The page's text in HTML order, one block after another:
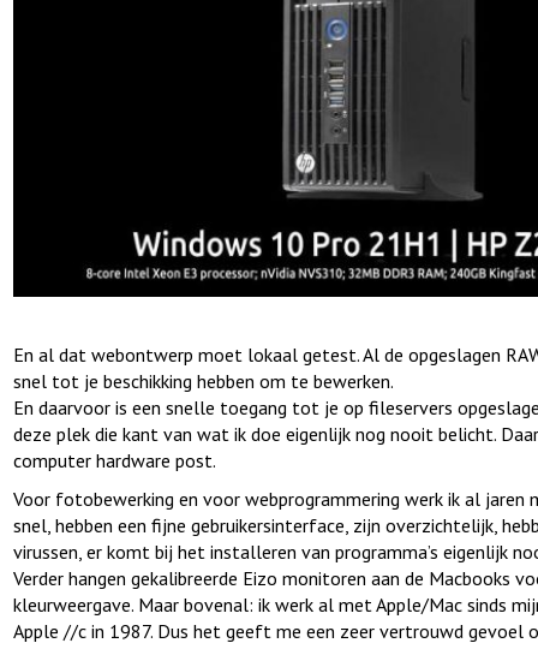
En al dat webontwerp moet lokaal getest. Al de opgeslagen
snel tot je beschikking hebben om te bewerken.
En daarvoor is een snelle toegang tot je op fileservers
deze plek die kant van wat ik doe eigenlijk nog nooit belicht.
computer hardware post.
Voor fotobewerking en voor webprogrammering werk ik al jaren
snel, hebben een fijne gebruikersinterface, zijn overzichtelijk,
virussen, er komt bij het installeren van programma’s eigenlijk
Verder hangen gekalibreerde Eizo monitoren aan de Macbooks
kleurweergave. Maar bovenal: ik werk al met Apple/Mac sinds
Apple //c in 1987. Dus het geeft me een zeer vertrouwd gevoel